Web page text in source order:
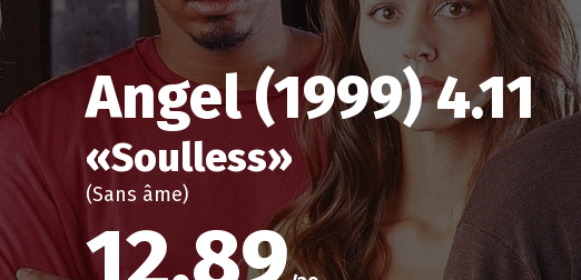
Angel (1999) 4.11
«Soulless»
(Sans âme)